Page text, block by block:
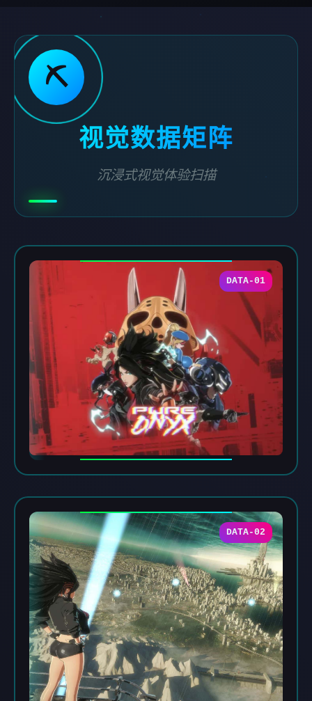
⛏️
视觉数据矩阵
沉浸式视觉体验扫描
DATA-01
DATA-02